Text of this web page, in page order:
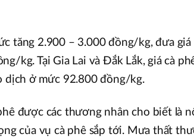
tăng 2.900 – 3.000 đồng/kg, đưa giá
kg. Tại Gia Lai và Đắk Lắk, giá cà
dịch ở mức 92.800 đồng/kg.
được các thương nhân cho biết là
của vụ cà phê sắp tới. Mưa thất